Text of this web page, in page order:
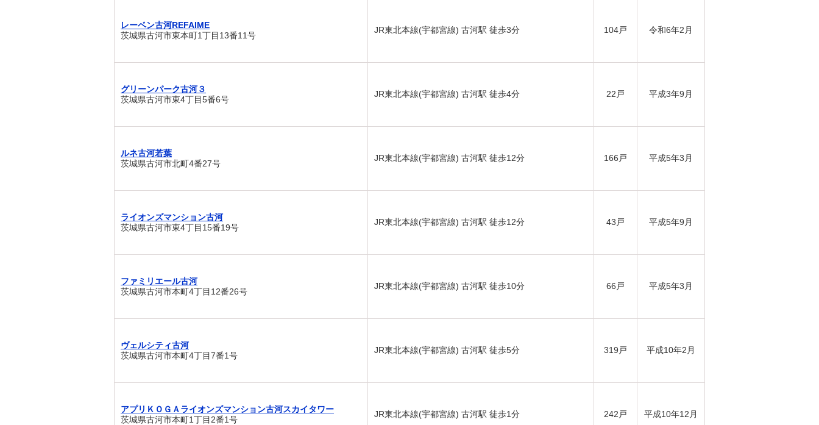
レーベン古河REFAIME
茨城県古河市東本町1丁目13番11号
JR東北本線(宇都宮線) 古河駅 徒歩3分 104戸 令和6年2月
グリーンパーク古河３
茨城県古河市東4丁目5番6号
JR東北本線(宇都宮線) 古河駅 徒歩4分 22戸 平成3年9月
ルネ古河若葉
茨城県古河市北町4番27号
JR東北本線(宇都宮線) 古河駅 徒歩12分 166戸 平成5年3月
ライオンズマンション古河
茨城県古河市東4丁目15番19号
JR東北本線(宇都宮線) 古河駅 徒歩12分 43戸 平成5年9月
ファミリエール古河
茨城県古河市本町4丁目12番26号
JR東北本線(宇都宮線) 古河駅 徒歩10分 66戸 平成5年3月
ヴェルシティ古河
茨城県古河市本町4丁目7番1号
JR東北本線(宇都宮線) 古河駅 徒歩5分 319戸 平成10年2月
アプリＫＯＧＡライオンズマンション古河スカイタワー
茨城県古河市本町1丁目2番1号
JR東北本線(宇都宮線) 古河駅 徒歩1分 242戸 平成10年12月